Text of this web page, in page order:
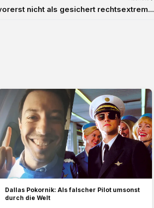
nicht als gesichert rechtsextrem...
Dallas Pokornik: Als falscher Pilot umsonst
durch die Welt